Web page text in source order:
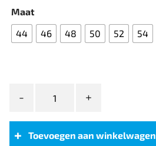
Maat
44
46 48 50 52 54
Extreme
Blazer
Toevoegen aan winkelwagen